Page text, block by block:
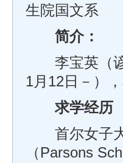
生院国文系
简介：
李宝英（谚
1月12日－）
求学经历
首尔女子大
（Parsons